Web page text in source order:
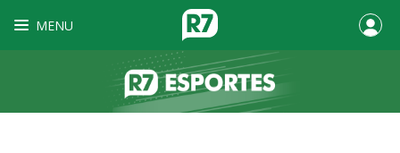
MENU